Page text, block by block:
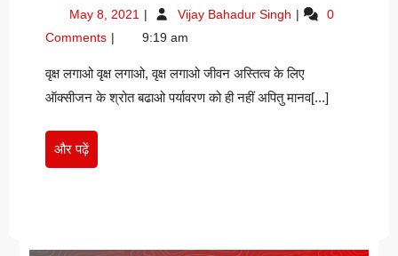
मधु
कुमारी
May 8, 2021 May
2021
Vijay Bahadur Singh वृक्ष
0
Comments
9:19 am
वृक्ष लगाओ वृक्ष लगाओ, वृक्ष लगाओ जीवन अस्तित्व के लिए
ऑक्सीजन के श्रोत बढाओ पर्यावरण को ही नहीं अपितु मानव[...]
और पढ़ेंऔर
पढ़ें